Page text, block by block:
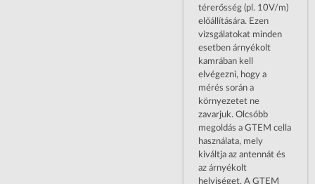
térerősség (pl. 10V/m)
előállítására. Ezen
vizsgálatokat minden
esetben árnyékolt
kamrában kell
elvégezni, hogy a
mérés során a
környezetet ne
zavarjuk. Olcsóbb
megoldás a GTEM cella
használata, mely
kiváltja az antennát és
az árnyékolt
helyiséget. A GTEM